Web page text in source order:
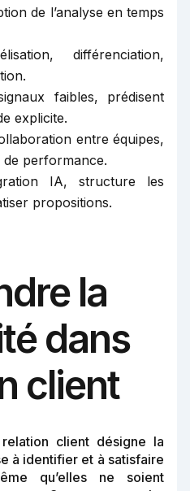
de l’analyse en temps
différenciation,
faibles, prédisent
explicite.
entre équipes,
performance.
IA, structure les
propositions.
la
dans
client
client désigne la
à identifier et à satisfaire
qu’elles ne soient